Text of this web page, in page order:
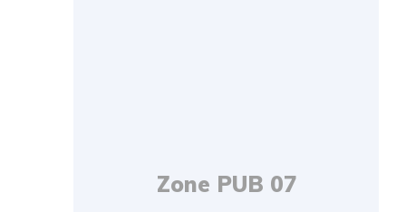
Zone PUB 07